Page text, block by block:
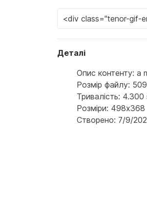
Деталі
Опис контенту: a
Розмір файлу:
Тривалість: 4.300
Розміри: 498x368
Створено: 7/9/